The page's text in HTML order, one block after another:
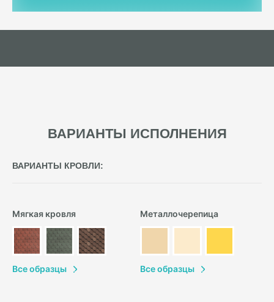
ВАРИАНТЫ ИСПОЛНЕНИЯ
ВАРИАНТЫ КРОВЛИ:
Мягкая кровля
Все образцы
Металлочерепица
Все образцы